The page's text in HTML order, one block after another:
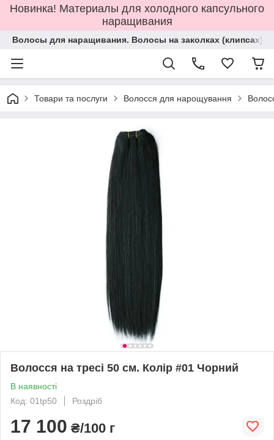
Новинка! Материалы для холодного капсульного
наращивания
Волосы для наращивания. Волосы на заколках (клипсах).
Товари та послуги Волосся для нарощування
Волосся на тресі 50 см. Колір #01 Чорний
В наявності
Код: 01tp50
Роздріб
17 100 ₴/100 г